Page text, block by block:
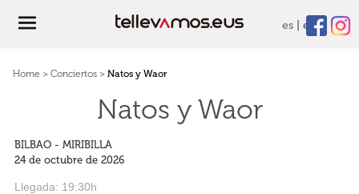
es eu
Home > Conciertos > Natos y Waor
Natos y Waor
BILBAO - MIRIBILLA
24 de octubre de 2026
Llegada: 19:30h